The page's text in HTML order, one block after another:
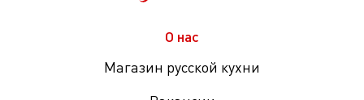
О нас
Магазин русской кухни